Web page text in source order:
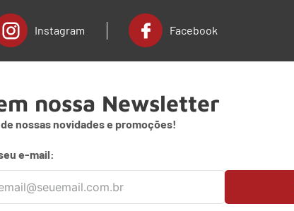
Instagram Facebook
nossa Newsletter
nossas novidades e promoções!
e-mail: